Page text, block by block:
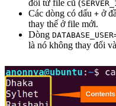
đổi từ file cũ (
Các dòng có dấu + ở
thay thế ở file mới.
Dòng
là nó không thay đổi